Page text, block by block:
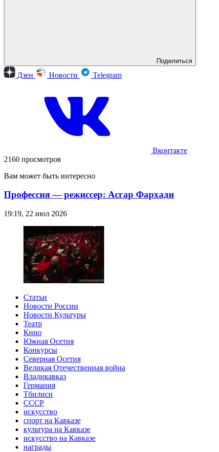
Поделиться
Дзен Новости Telegram
Вконтакте
2160 просмотров
Вам может быть интересно
Профессия — режиссер: Асгар Фархади
19:19, 22 июл 2026
Статьи
Новости России
Новости Культуры
Театр
Кино
Южная Осетия
Конкурсы
Северная Осетия
Великая Отечественная война
Владикавказ
Германия
Тбилиси
СССР
искусство
спорт на Кавказе
культура на Кавказе
искусство на Кавказе
награды